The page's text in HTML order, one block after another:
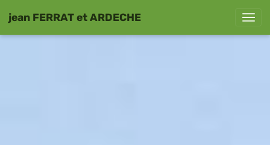
jean FERRAT et ARDECHE